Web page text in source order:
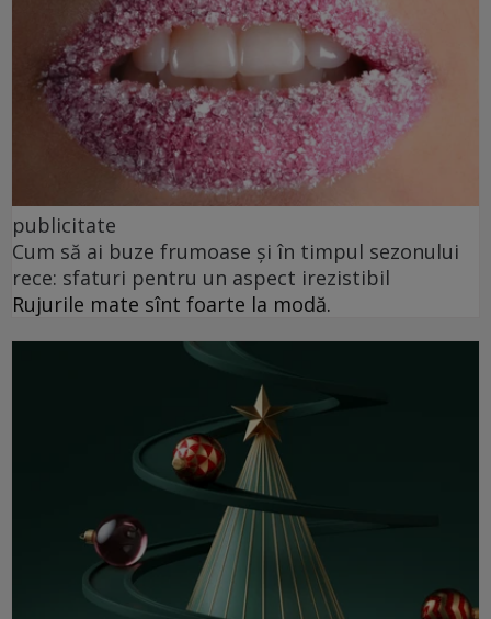
publicitate
Cum să ai buze frumoase şi în timpul sezonului
rece: sfaturi pentru un aspect irezistibil
Rujurile mate sînt foarte la modă.